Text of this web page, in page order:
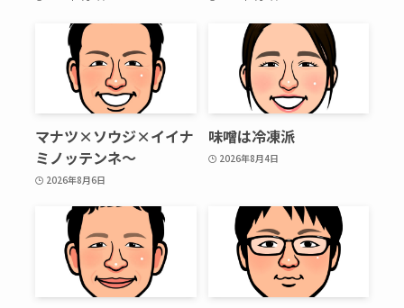
マナツ×ソウジ×イイナ
ミノッテンネ～
2026年8月6日
味噌は冷凍派
2026年8月4日